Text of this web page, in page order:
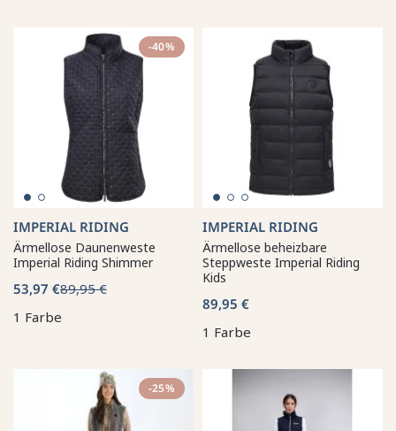
-40%
IMPERIAL RIDING
Ärmellose Daunenweste
Imperial Riding Shimmer
53,97 €89,95 €
1 Farbe
IMPERIAL RIDING
Ärmellose beheizbare
Steppweste Imperial Riding
Kids
89,95 €
1 Farbe
-25%